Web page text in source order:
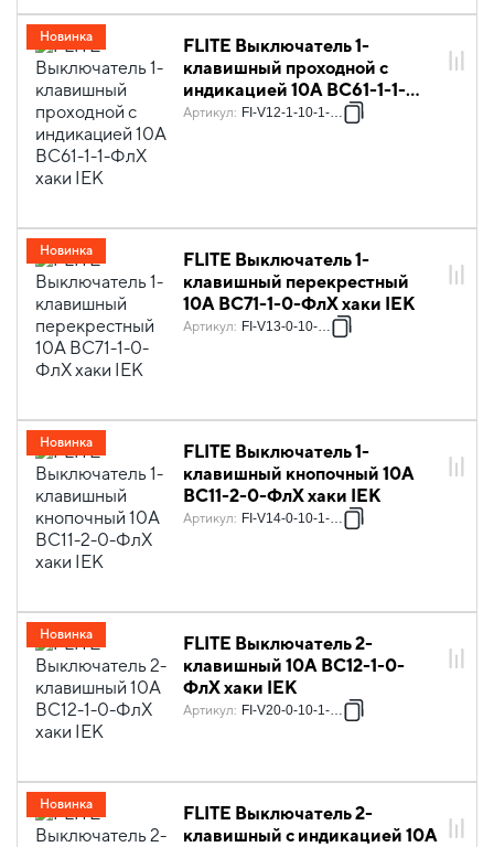
FLITE Выключатель 1-
клавишный проходной с
индикацией 10А ВС61-1-1-
ФлХ хаки IEK
Артикул: FI-V12-1-10-1-K59
Новинка
FLITE Выключатель 1-
клавишный перекрестный
10А ВС71-1-0-ФлХ хаки IEK
Артикул: FI-V13-0-10-K59
Новинка
FLITE Выключатель 1-
клавишный кнопочный 10А
ВС11-2-0-ФлХ хаки IEK
Артикул: FI-V14-0-10-1-K59
Новинка
FLITE Выключатель 2-
клавишный 10А ВС12-1-0-
ФлХ хаки IEK
Артикул: FI-V20-0-10-1-K59
Новинка
FLITE Выключатель 2-
клавишный с индикацией 10А
Новинка